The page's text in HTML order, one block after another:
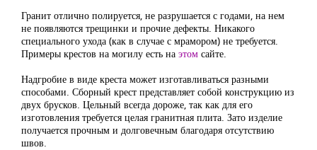
Гранит отлично полируется, не разрушается с годами, на нем
не появляются трещинки и прочие дефекты. Никакого
специального ухода (как в случае с мрамором) не требуется.
Примеры крестов на могилу есть на этом сайте.
Надгробие в виде креста может изготавливаться разными
способами. Сборный крест представляет собой конструкцию из
двух брусков. Цельный всегда дороже, так как для его
изготовления требуется целая гранитная плита. Зато изделие
получается прочным и долговечным благодаря отсутствию
швов.